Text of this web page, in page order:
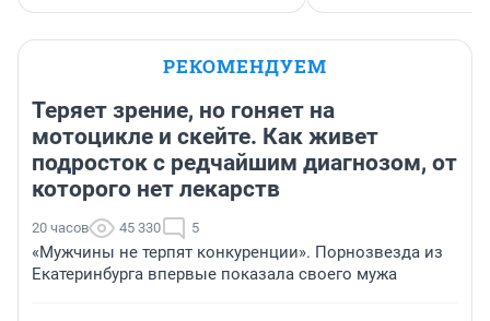
РЕКОМЕНДУЕМ
Теряет зрение, но гоняет на
мотоцикле и скейте. Как живет
подросток с редчайшим диагнозом, от
которого нет лекарств
20 часов 45 330 5
«Мужчины не терпят конкуренции». Порнозвезда из
Екатеринбурга впервые показала своего мужа